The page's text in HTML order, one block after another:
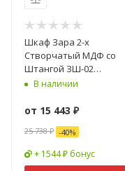
Шкаф Зара 2-х
Створчатый МДФ со
Штангой ЗШ-02
(1,0х2,02х0,5)/ Разные
В наличии
от 15 443 ₽
25 738 ₽ -40%
+ 1544 ₽ бонус